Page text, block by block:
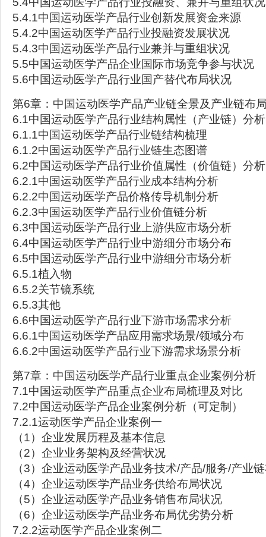
5.4.1中国运动医学产品行业创新发展资金来源
5.4.2中国运动医学产品行业投融资发展状况
5.4.3中国运动医学产品行业兼并与重组状况
5.5中国运动医学产品企业国际市场竞争参与状况
5.6中国运动医学产品行业国产替代布局状况
第6章：中国运动医学产品产业链全景及产业链布
6.1中国运动医学产品行业结构属性（产业链）分析
6.1.1中国运动医学产品行业链结构梳理
6.1.2中国运动医学产品行业链生态图谱
6.2中国运动医学产品行业价值属性（价值链）分析
6.2.1中国运动医学产品行业成本结构分析
6.2.2中国运动医学产品价格传导机制分析
6.2.3中国运动医学产品行业价值链分析
6.3中国运动医学产品行业上游供应市场分析
6.4中国运动医学产品行业中游细分市场分布
6.5中国运动医学产品行业中游细分市场分析
6.5.1植入物
6.5.2关节镜系统
6.5.3其他
6.6中国运动医学产品行业下游市场需求分析
6.6.1中国运动医学产品应用需求场景/领域分布
6.6.2中国运动医学产品行业下游需求场景分析
第7章：中国运动医学产品行业重点企业案例分析
7.1中国运动医学产品重点企业布局梳理及对比
7.2中国运动医学产品企业案例分析（可定制）
7.2.1运动医学产品企业案例一
（1）企业发展历程及基本信息
（2）企业业务架构及经营状况
（3）企业运动医学产品业务技术/产品/服务/产业
（4）企业运动医学产品业务供给布局状况
（5）企业运动医学产品业务销售布局状况
（6）企业运动医学产品业务布局优劣势分析
7.2.2运动医学产品企业案例二